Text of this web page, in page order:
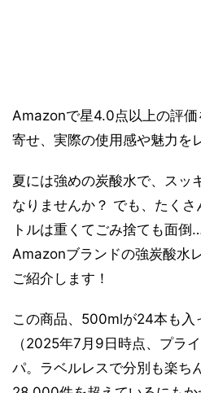
Amazonで星4.0点以上の評価
寄せ、実際の使用感や魅力を
夏には強めの炭酸水で、スッ
なりませんか？ でも、たく
トルは重くてごみ捨ても面倒
Amazonブランドの強炭酸水
ご紹介します！
この商品、500mlが24本も入
（2025年7月9日時点、プラ
パ。ラベルレスで分別も楽ち